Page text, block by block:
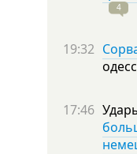
4
19:32
17:46